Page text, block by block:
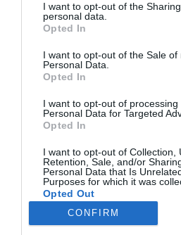
I want to opt-out of the
personal data.
Opted In
I want to opt-out of the Sale of
Personal Data.
Opted In
I want to opt-out of processing
Personal Data for Targeted
Opted In
I want to opt-out of Collection,
Retention, Sale, and/or
Personal Data that Is
Purposes for which it was
Opted Out
CONFIRM
Tags